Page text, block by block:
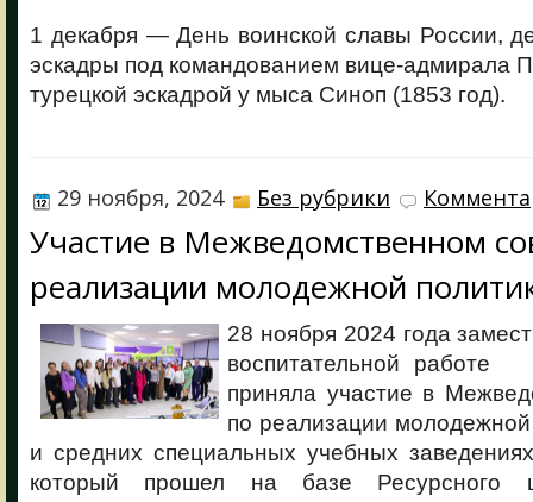
1 декабря — День воинской славы России,
эскадры под командованием вице-адмирала
турецкой эскадрой у мыса Синоп (1853 год).
29 ноября, 2024 Без рубрики
Участие в Межведомственном
реализации молодежной
28 ноября 2024 года
воспитательной
приняла участие в
по реализации
и средних специальных учебных
который прошел на базе Ресурсного